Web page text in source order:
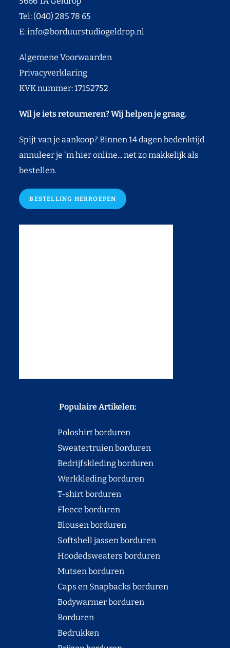
Tel: (040) 285 78 65
E:info@borduurstudiogeldrop.nl
Algemene Voorwaarden
Privacyverklaring
KVK nummer: 17152752
Wil je iets retourneren? Wij helpen je graag.
Spijt van je aankoop? Binnen 14 dagen bedenktijd
annuleer je 'm hier online... net zo makkelijk als
bestellen.
BESTELLING HERROEPEN
Populaire Artikelen:
Poloshirt borduren
Sweatertruien borduren
Bedrijfskleding borduren
Werkkleding borduren
T-shirt borduren
Fleece borduren
Blousen borduren
Softshell jassen borduren
Hoodedsweaters borduren
Mutsen borduren
Caps en Snapbacks borduren
Bodywarmer borduren
Borduren
Bedrukken